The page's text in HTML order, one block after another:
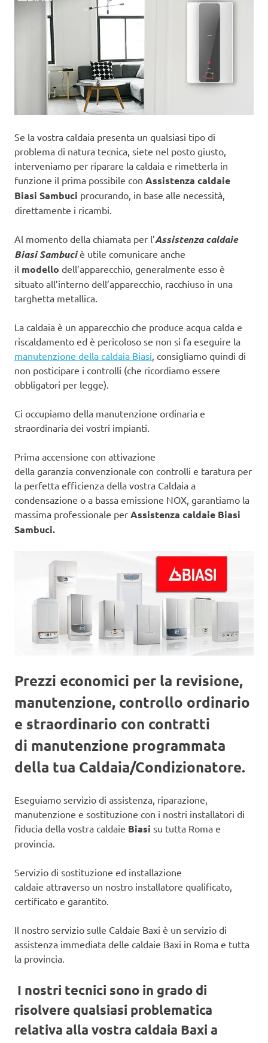
Se la vostra caldaia presenta un qualsiasi tipo di
problema di natura tecnica, siete nel posto giusto,
interveniamo per riparare la caldaia e rimetterla in
funzione il prima possibile con Assistenza caldaie
Biasi Sambuci procurando, in base alle necessità,
direttamente i ricambi.
Al momento della chiamata per l’Assistenza caldaie
Biasi Sambuciè utile comunicare anche
il modello dell’apparecchio, generalmente esso è
situato all’interno dell’apparecchio, racchiuso in una
targhetta metallica.
La caldaia è un apparecchio che produce acqua calda e
riscaldamento ed è pericoloso se non si fa eseguire la
manutenzione della caldaia Biasi , consigliamo quindi di
non posticipare i controlli (che ricordiamo essere
obbligatori per legge).
Ci occupiamo della manutenzione ordinaria e
straordinaria dei vostri impianti.
Prima accensione con attivazione
della garanzia convenzionale con controlli e taratura per
la perfetta efficienza della vostra Caldaia a
condensazione o a bassa emissione NOX, garantiamo la
massima professionale per Assistenza caldaie Biasi
Sambuci.
Prezzi economici per la revisione,
manutenzione, controllo ordinario
e straordinario con contratti
di manutenzione programmata
della tua Caldaia/Condizionatore.
Eseguiamo servizio di assistenza, riparazione,
manutenzione e sostituzione con i nostri installatori di
fiducia della vostra caldaie Biasi su tutta Roma e
provincia.
Servizio di sostituzione ed installazione
caldaie attraverso un nostro installatore qualificato,
certificato e garantito.
Il nostro servizio sulle Caldaie Baxi è un servizio di
assistenza immediata delle caldaie Baxi in Roma e tutta
la provincia.
I nostri tecnici sono in grado di
risolvere qualsiasi problematica
relativa alla vostra caldaia Baxi a